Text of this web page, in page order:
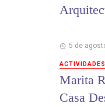
5 de
ACTIVIDADES
Marita
Casa